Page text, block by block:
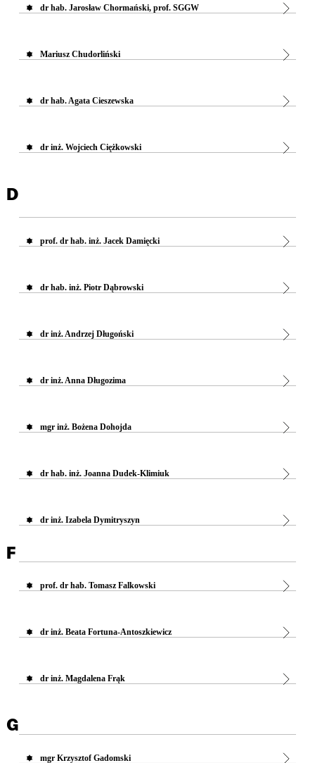
dr hab. Jarosław Chormański, prof. SGGW
Mariusz Chudorliński
dr hab. Agata Cieszewska
dr inż. Wojciech Ciężkowski
D
prof. dr hab. inż. Jacek Damięcki
dr hab. inż. Piotr Dąbrowski
dr inż. Andrzej Długoński
dr inż. Anna Długozima
mgr inż. Bożena Dohojda
dr hab. inż. Joanna Dudek-Klimiuk
dr inż. Izabela Dymitryszyn
F
prof. dr hab. Tomasz Falkowski
dr inż. Beata Fortuna-Antoszkiewicz
dr inż. Magdalena Frąk
G
mgr Krzysztof Gadomski